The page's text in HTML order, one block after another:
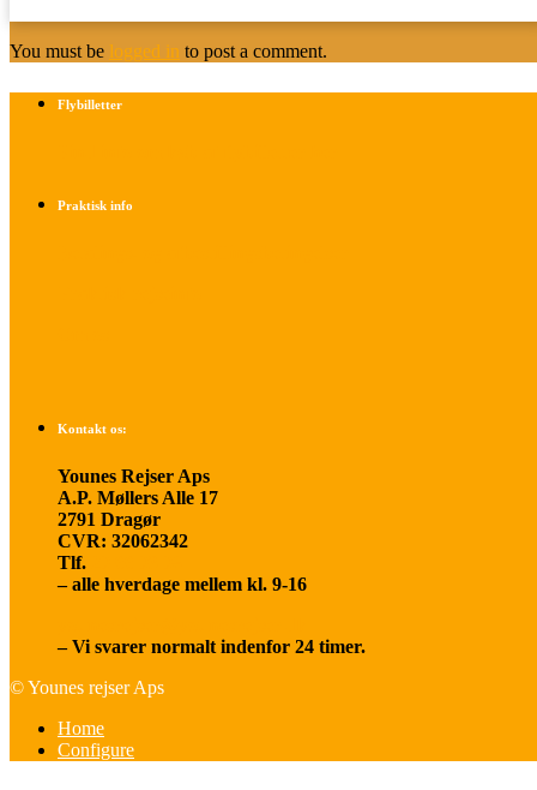
You must be logged in to post a comment.
Flybilletter
Praktisk info
Kontakt os:
Younes Rejser Aps
A.P. Møllers Alle 17
2791 Dragør
CVR: 32062342
Tlf.
– alle hverdage mellem kl. 9-16
– Vi svarer normalt indenfor 24 timer.
© Younes rejser Aps
Home
Configure